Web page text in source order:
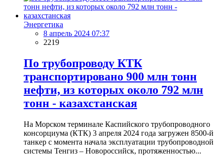
Энергетика
8 апрель 2024 07:37
2219
По трубопроводу КТК
транспортировано 900 млн тонн
нефти, из которых около 792 млн
тонн - казахстанская
На Морском терминале Каспийского трубопроводного
консорциума (КТК) 3 апреля 2024 года загружен 8500-й
танкер с момента начала эксплуатации трубопроводной
системы Тенгиз – Новороссийск, протяженностью...